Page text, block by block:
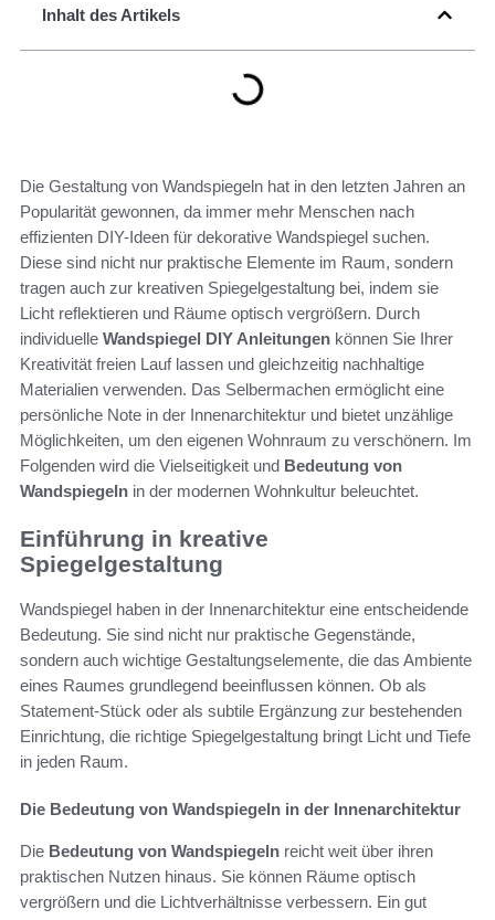
Inhalt des Artikels
Die Gestaltung von Wandspiegeln hat in den letzten Jahren an
Popularität gewonnen, da immer mehr Menschen nach
effizienten DIY-Ideen für dekorative Wandspiegel suchen.
Diese sind nicht nur praktische Elemente im Raum, sondern
tragen auch zur kreativen Spiegelgestaltung bei, indem sie
Licht reflektieren und Räume optisch vergrößern. Durch
individuelle Wandspiegel DIY Anleitungen können Sie Ihrer
Kreativität freien Lauf lassen und gleichzeitig nachhaltige
Materialien verwenden. Das Selbermachen ermöglicht eine
persönliche Note in der Innenarchitektur und bietet unzählige
Möglichkeiten, um den eigenen Wohnraum zu verschönern. Im
Folgenden wird die Vielseitigkeit und Bedeutung von
Wandspiegeln in der modernen Wohnkultur beleuchtet.
Einführung in kreative
Spiegelgestaltung
Wandspiegel haben in der Innenarchitektur eine entscheidende
Bedeutung. Sie sind nicht nur praktische Gegenstände,
sondern auch wichtige Gestaltungselemente, die das Ambiente
eines Raumes grundlegend beeinflussen können. Ob als
Statement-Stück oder als subtile Ergänzung zur bestehenden
Einrichtung, die richtige Spiegelgestaltung bringt Licht und Tiefe
in jeden Raum.
Die Bedeutung von Wandspiegeln in der Innenarchitektur
Die Bedeutung von Wandspiegeln reicht weit über ihren
praktischen Nutzen hinaus. Sie können Räume optisch
vergrößern und die Lichtverhältnisse verbessern. Ein gut